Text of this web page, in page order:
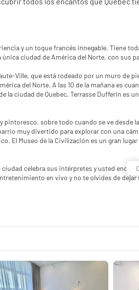
y un toque francés innegable. Tiene
ciudad de América del Norte, con sus
Ville, que está rodeado por un muro de
del Norte. A las 10 de la mañana es
la ciudad de Quebec. Terrasse Dufferin es
sobre todo cuando se ve desde
muy divertido para explorar con una
El Museo de la Civilización es un gran
celebra sus intérpretes y usted